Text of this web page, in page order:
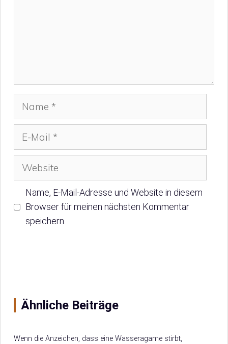
Name
Website
Name, E-Mail-Adresse und Website in diesem
Browser für meinen nächsten Kommentar
speichern.
Ähnliche Beiträge
Wenn die Anzeichen, dass eine Wasseragame stirbt,